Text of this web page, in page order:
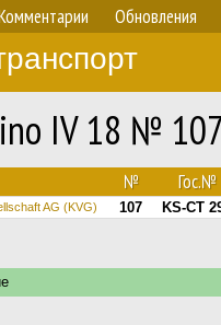
Обновления
IV 18 №
№ Гос.№
AG (KVG) 107 KS-CT